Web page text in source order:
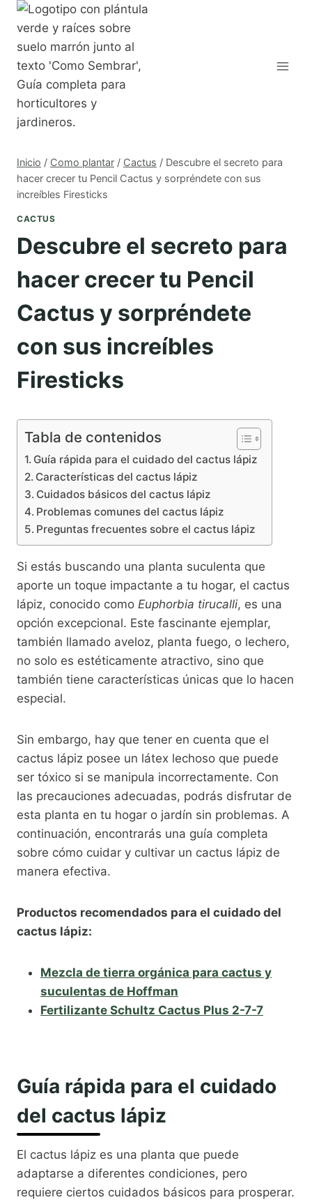
Saltar
contenido
Inicio / Como plantar / Cactus / Descubre el secreto para
hacer crecer tu Pencil Cactus y sorpréndete con sus
increíbles Firesticks
CACTUS
Descubre el secreto para
hacer crecer tu Pencil
Cactus y sorpréndete
con sus increíbles
Firesticks
Tabla de contenidos
Guía rápida para el cuidado del cactus lápiz
Características del cactus lápiz
Cuidados básicos del cactus lápiz
Problemas comunes del cactus lápiz
Preguntas frecuentes sobre el cactus lápiz
Si estás buscando una planta suculenta que
aporte un toque impactante a tu hogar, el cactus
lápiz, conocido como Euphorbia tirucalli, es una
opción excepcional. Este fascinante ejemplar,
también llamado aveloz, planta fuego, o lechero,
no solo es estéticamente atractivo, sino que
también tiene características únicas que lo hacen
especial.
Sin embargo, hay que tener en cuenta que el
cactus lápiz posee un látex lechoso que puede
ser tóxico si se manipula incorrectamente. Con
las precauciones adecuadas, podrás disfrutar de
esta planta en tu hogar o jardín sin problemas. A
continuación, encontrarás una guía completa
sobre cómo cuidar y cultivar un cactus lápiz de
manera efectiva.
Productos recomendados para el cuidado del
cactus lápiz:
Mezcla de tierra orgánica para cactus y
suculentas de Hoffman
Fertilizante Schultz Cactus Plus 2-7-7
Guía rápida para el cuidado
del cactus lápiz
El cactus lápiz es una planta que puede
adaptarse a diferentes condiciones, pero
requiere ciertos cuidados básicos para prosperar.